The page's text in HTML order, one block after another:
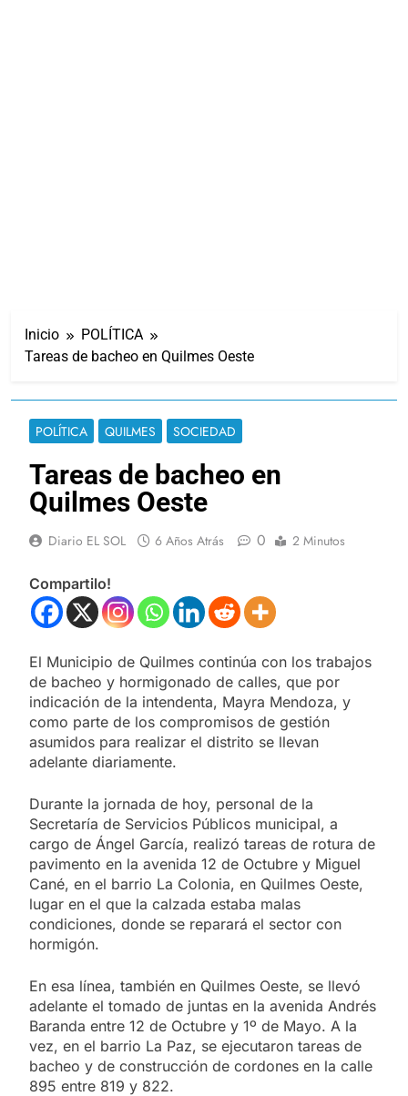
Inicio
POLÍTICA
Tareas de bacheo en Quilmes Oeste
POLÍTICA QUILMES SOCIEDAD
Tareas de bacheo en
Quilmes Oeste
Diario EL SOL 6 Años Atrás 0 2 Minutos
Compartilo!
El Municipio de Quilmes continúa con los trabajos
de bacheo y hormigonado de calles, que por
indicación de la intendenta, Mayra Mendoza, y
como parte de los compromisos de gestión
asumidos para realizar el distrito se llevan
adelante diariamente.
Durante la jornada de hoy, personal de la
Secretaría de Servicios Públicos municipal, a
cargo de Ángel García, realizó tareas de rotura de
pavimento en la avenida 12 de Octubre y Miguel
Cané, en el barrio La Colonia, en Quilmes Oeste,
lugar en el que la calzada estaba malas
condiciones, donde se reparará el sector con
hormigón.
En esa línea, también en Quilmes Oeste, se llevó
adelante el tomado de juntas en la avenida Andrés
Baranda entre 12 de Octubre y 1º de Mayo. A la
vez, en el barrio La Paz, se ejecutaron tareas de
bacheo y de construcción de cordones en la calle
895 entre 819 y 822.